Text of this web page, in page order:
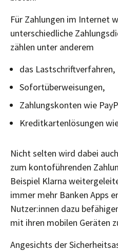
Für Zahlungen im Internet
unterschiedliche
zählen unter anderem
das Lastschriftverfahren,
Sofortüberweisungen,
Zahlungskonten wie
Kreditkartenlösungen
Nicht selten wird dabei
zum kontoführenden
Beispiel Klarna
immer mehr Banken Apps
Nutzer:innen dazu
mit ihren mobilen Geräten
Angesichts der